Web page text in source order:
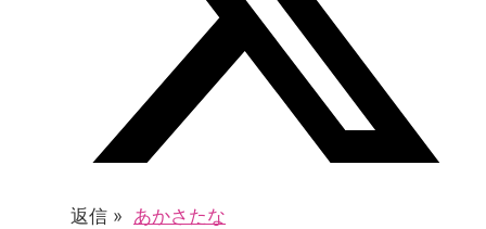
返信 » あかさたな